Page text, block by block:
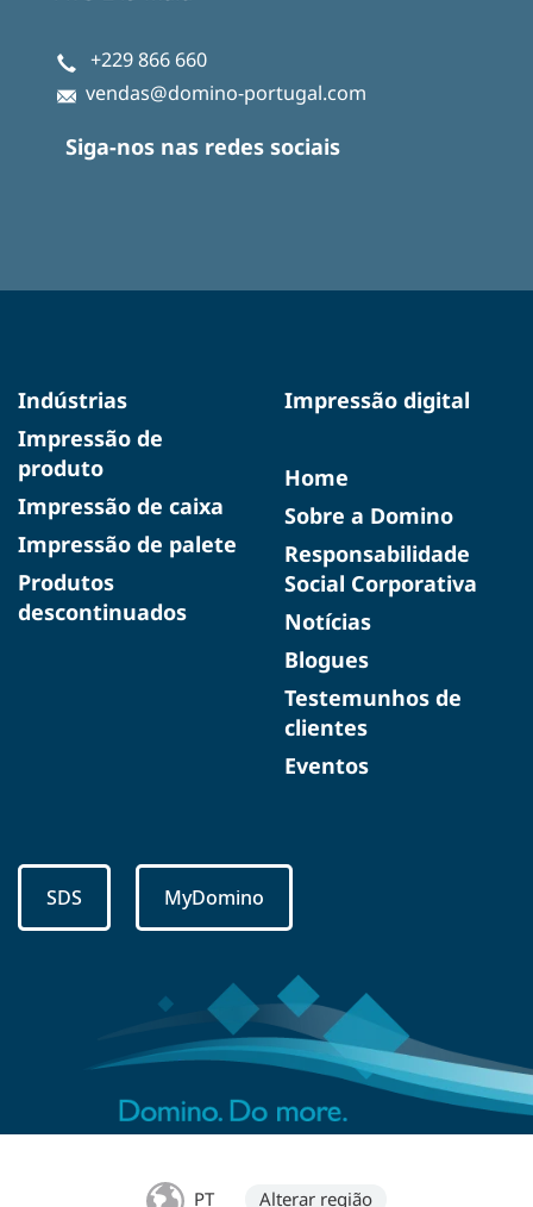
+229 866 660
vendas@domino-portugal.com
Siga-nos nas redes sociais
Indústrias
Impressão de
produto
Impressão de caixa
Impressão de palete
Produtos
descontinuados
Impressão digital
Home
Sobre a Domino
Responsabilidade
Social Corporativa
Notícias
Blogues
Testemunhos de
clientes
Eventos
SDS MyDomino
PT Alterar região